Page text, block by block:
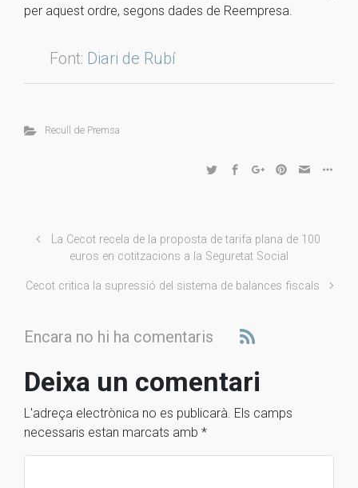
per aquest ordre, segons dades de Reempresa.
Font: Diari de Rubí
Recull de Premsa
La Cecot recela de la proposta de tarifa plana de 100
euros en cotitzacions a la Seguretat Social
Cecot critica la supressió del sistema de balances fiscals
Encara no hi ha comentaris
Deixa un comentari
L'adreça electrònica no es publicarà. Els camps
necessaris estan marcats amb *